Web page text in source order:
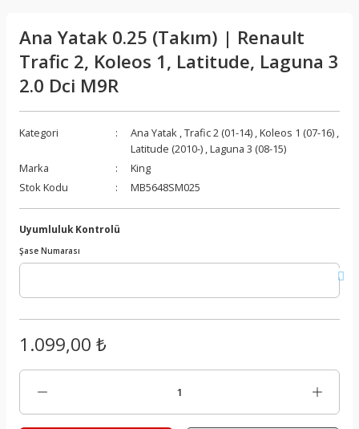
Ana Yatak 0.25 (Takım) | Renault
Trafic 2, Koleos 1, Latitude, Laguna 3
2.0 Dci M9R
Kategori Ana Yatak ,Trafic 2 (01-14) ,Koleos 1 (07-16) ,
Latitude (2010-) ,Laguna 3 (08-15)
Marka
King
Stok Kodu
MB5648SM025
Uyumluluk Kontrolü
Şase Numarası
1.099,00 ₺